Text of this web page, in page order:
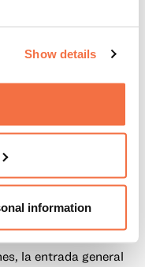
Show details
information
la entrada general